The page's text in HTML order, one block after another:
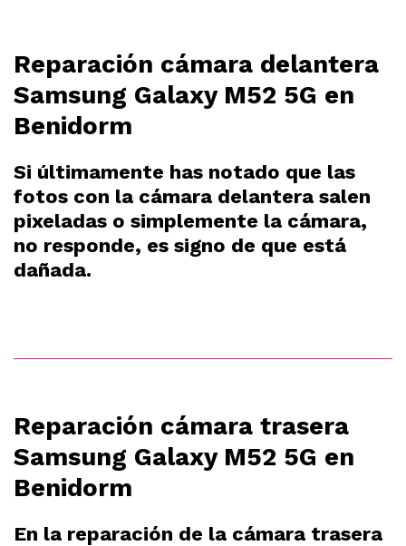
Reparación cámara delantera
Samsung Galaxy M52 5G en
Benidorm
Si últimamente has notado que las
fotos con la cámara delantera salen
pixeladas o simplemente la cámara,
no responde, es signo de que está
dañada.
Reparación cámara trasera
Samsung Galaxy M52 5G en
Benidorm
En la reparación de la cámara trasera